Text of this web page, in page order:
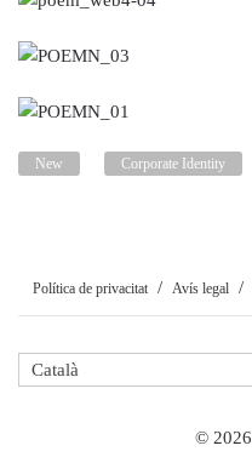
New Corporate Identity
Política de privacitat Avís legal
Català
© 2026